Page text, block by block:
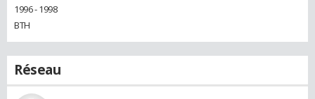
1996 - 1998
BTH
Réseau